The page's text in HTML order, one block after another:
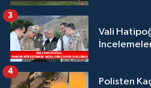
Vali
3
Polisten
4